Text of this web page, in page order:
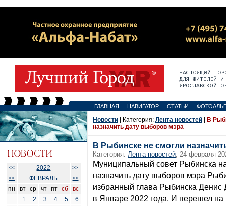
ГЛАВНАЯ НАВИГАТОР СТАТЬИ
<< 2022
>>
<<
ФЕВРАЛЬ >>
пн вт ср чт пт сб
вс
1
2 3 4 5
6
Новости | Категория: Лента новостей
В
назначить дату выборов мэра
В Рыбинске не смогли
Категория: Лента новостей, 24 февраля
Муниципальный совет Рыбинска
назначить дату выборов мэра
избранный глава Рыбинска
в Январе 2022 года. И перешел на